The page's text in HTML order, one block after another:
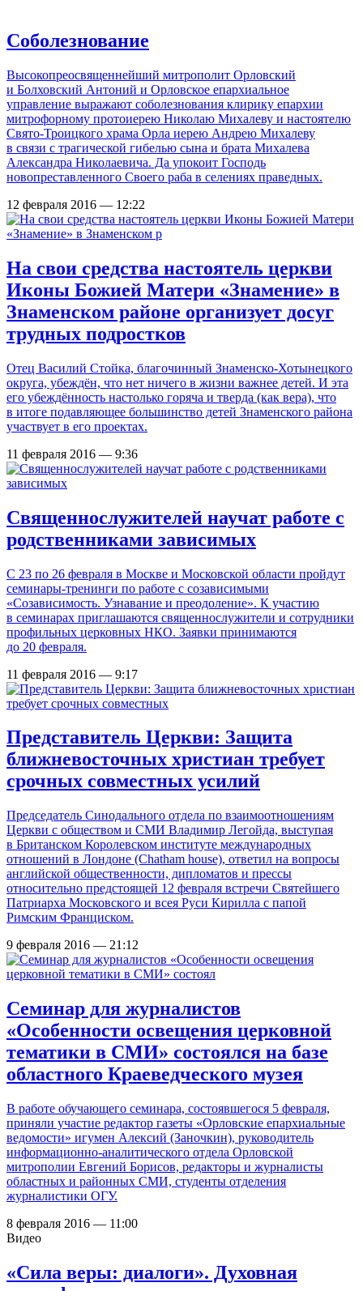
Соболезнование
Высокопреосвященнейший митрополит Орловский
и Болховский Антоний и Орловское епархиальное
управление выражают соболезнования клирику епархии
митрофорному протоиерею Николаю Михалеву и настоятелю
Свято-Троицкого храма Орла иерею Андрею Михалеву
в связи с трагической гибелью сына и брата Михалева
Александра Николаевича. Да упокоит Господь
новопреставленного Своего раба в селениях праведных.
12 февраля 2016 — 12:22
На свои средства настоятель церкви
Иконы Божией Матери «Знамение» в
Знаменском районе организует досуг
трудных подростков
Отец Василий Стойка, благочинный Знаменско-Хотынецкого
округа, убеждён, что нет ничего в жизни важнее детей. И эта
его убеждённость настолько горяча и тверда (как вера), что
в итоге подавляющее большинство детей Знаменского района
участвует в его проектах.
11 февраля 2016 — 9:36
Священнослужителей научат работе с
родственниками зависимых
С 23 по 26 февраля в Москве и Московской области пройдут
семинары-тренинги по работе с созависимыми
«Созависимость. Узнавание и преодоление». К участию
в семинарах приглашаются священнослужители и сотрудники
профильных церковных НКО. Заявки принимаются
до 20 февраля.
11 февраля 2016 — 9:17
Представитель Церкви: Защита
ближневосточных христиан требует
срочных совместных усилий
Председатель Синодального отдела по взаимоотношениям
Церкви с обществом и СМИ Владимир Легойда, выступая
в Британском Королевском институте международных
отношений в Лондоне (Chatham house), ответил на вопросы
английской общественности, дипломатов и прессы
относительно предстоящей 12 февраля встречи Святейшего
Патриарха Московского и всея Руси Кирилла с папой
Римским Франциском.
9 февраля 2016 — 21:12
Семинар для журналистов
«Особенности освещения церковной
тематики в СМИ» состоялся на базе
областного Краеведческого музея
В работе обучающего семинара, состоявшегося 5 февраля,
приняли участие редактор газеты «Орловские епархиальные
ведомости» игумен Алексий (Заночкин), руководитель
информационно-аналитического отдела Орловской
митрополии Евгений Борисов, редакторы и журналисты
областных и районных СМИ, студенты отделения
журналистики ОГУ.
8 февраля 2016 — 11:00
Видео
«Сила веры: диалоги». Духовная